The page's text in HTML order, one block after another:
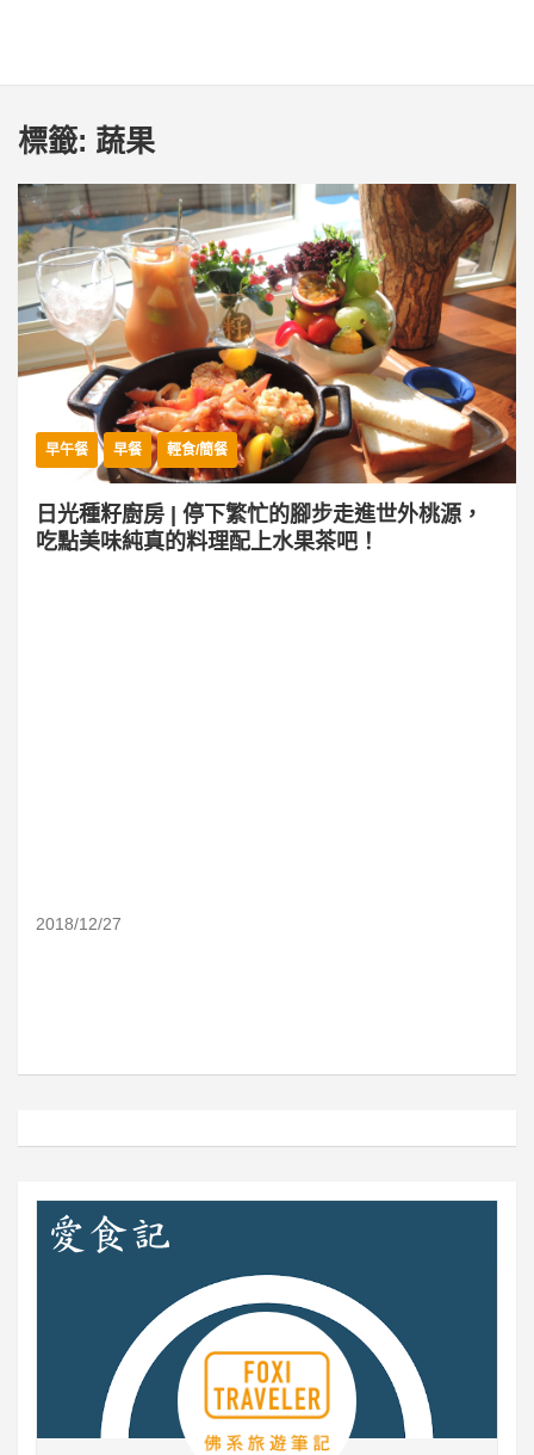
標籤: 蔬果
早午餐 早餐 輕食/簡餐
日光種籽廚房 | 停下繁忙的腳步走進世外桃源，
吃點美味純真的料理配上水果茶吧！
2018/12/27